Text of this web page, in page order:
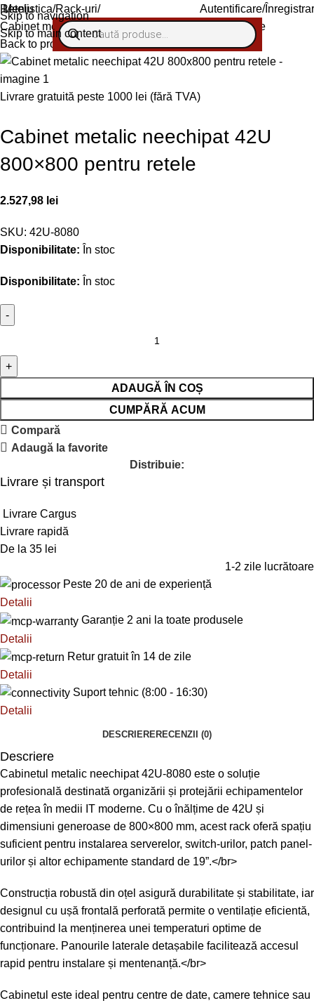
Skip to navigation
Skip to main content
Meniu Autentificare/
Retelistica Rack-uri
Cabinet metalic neechipat 42U 800×800 pentru retele
Back to products
Livrare gratuită peste 1000 lei (fără TVA)
Cabinet metalic neechipat 42U
800×800 pentru retele
2.527,98 lei
SKU: 42U-8080
Disponibilitate: În stoc
Disponibilitate: În stoc
ADAUGĂ ÎN COȘ
CUMPĂRĂ ACUM
Compară
Adaugă la favorite
Distribuie:
Livrare și transport
Livrare Cargus
Livrare rapidă
De la 35 lei
1-2 zile lucrătoare
Peste 20 de ani de experiență
Detalii
Garanție 2 ani la toate produsele
Detalii
Retur gratuit în 14 de zile
Detalii
Suport tehnic (8:00 - 16:30)
Detalii
DESCRIERERECENZII (0)
Descriere
Cabinetul metalic neechipat 42U-8080 este o soluție
profesională destinată organizării și protejării echipamentelor
de rețea în medii IT moderne. Cu o înălțime de 42U și
dimensiuni generoase de 800×800 mm, acest rack oferă spațiu
suficient pentru instalarea serverelor, switch-urilor, patch panel-
urilor și altor echipamente standard de 19”.</br>
Construcția robustă din oțel asigură durabilitate și stabilitate, iar
designul cu ușă frontală perforată permite o ventilație eficientă,
contribuind la menținerea unei temperaturi optime de
funcționare. Panourile laterale detașabile facilitează accesul
rapid pentru instalare și mentenanță.</br>
Cabinetul este ideal pentru centre de date, camere tehnice sau